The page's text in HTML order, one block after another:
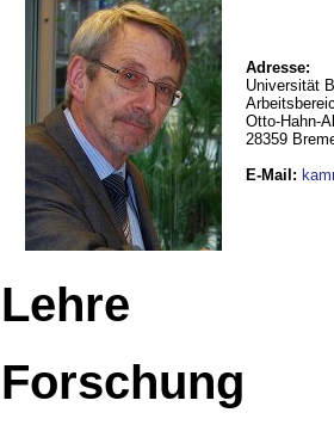
Adresse:
Universität
Otto-Hahn-
28359
E-Mail :
Lehre
Forschung